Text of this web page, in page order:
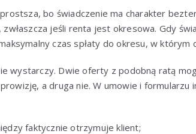
bo świadczenie ma charakter
jeśli renta jest okresowa. Gdy
czas spłaty do okresu, w którym
wystarczy. Dwie oferty z podobną ratą
a druga nie. W umowie i formularzu
faktycznie otrzymuje klient;